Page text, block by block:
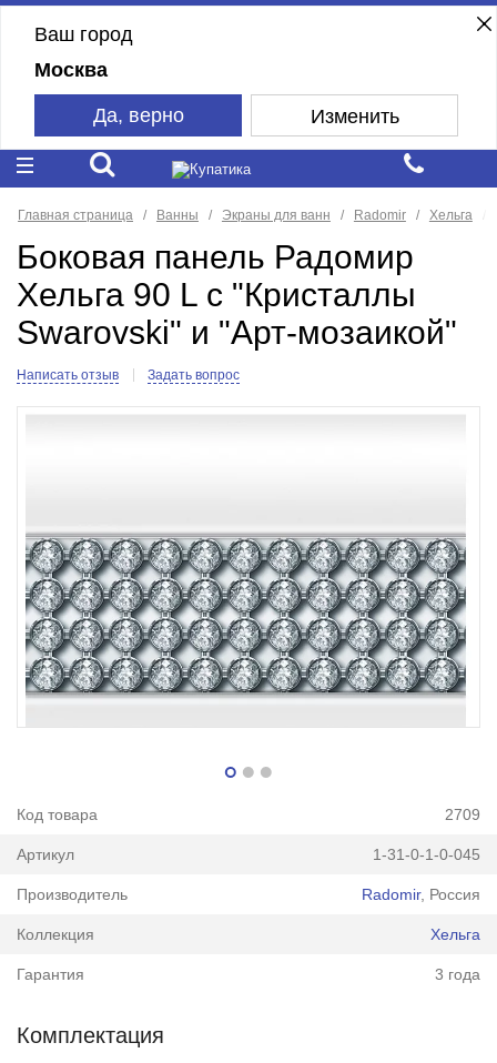
Ваш город
Москва
Да, верно Изменить
Главная страница Ванны Экраны для ванн Radomir Хельга
Боковая панель Радомир
Хельга 90 L с "Кристаллы
Swarovski" и "Арт-мозаикой"
Написать отзыв Задать вопрос
Код товара 2709
Артикул 1-31-0-1-0-045
Производитель Radomir, Россия
Коллекция Хельга
Гарантия 3 года
Комплектация